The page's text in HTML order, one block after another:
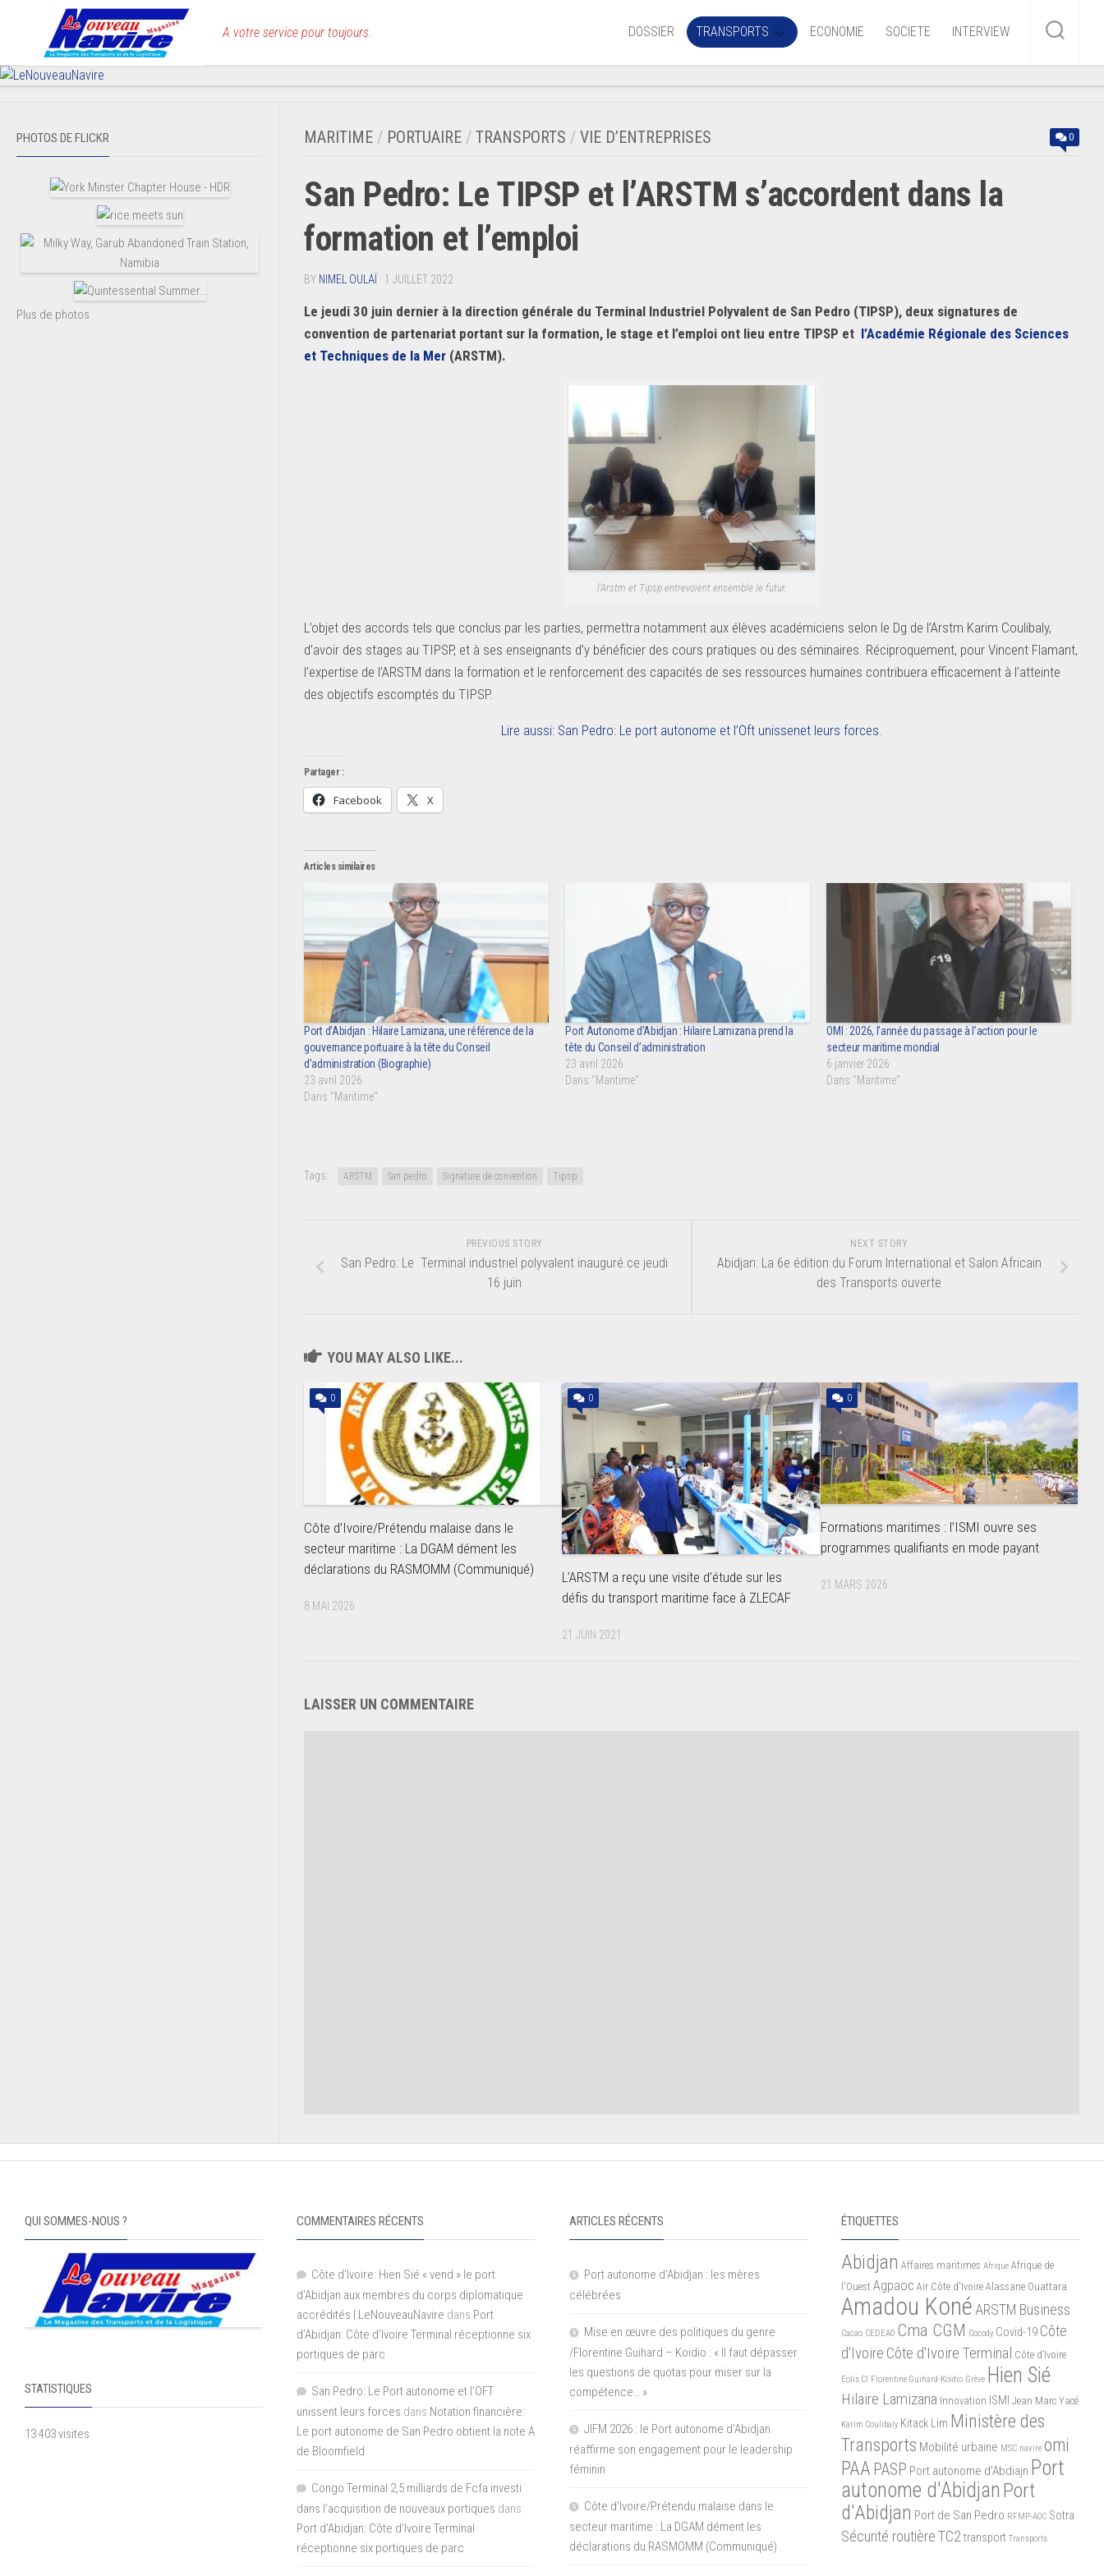
A votre service pour toujours. DOSSIER TRANSPORTS
Aérien
Routier
ECONOMIE SOCIETE INTERVIEW
MARITIME / PORTUAIRE / TRANSPORTS / VIE D’ENTREPRISES 0
San Pedro: Le TIPSP et l’ARSTM s’accordent dans la
formation et l’emploi
BY NIMEL OULAÏ · 1 JUILLET 2022
Le jeudi 30 juin dernier à la direction générale du Terminal Industriel Polyvalent de San Pedro (TIPSP), deux signatures de
convention de partenariat portant sur la formation, le stage et l’emploi ont lieu entre TIPSP et l’Académie Régionale des Sciences
et Techniques de la Mer (ARSTM).
l’Arstm et Tipsp entrevoient ensemble le futur.
L’objet des accords tels que conclus par les parties, permettra notamment aux élèves académiciens selon le Dg de l’Arstm Karim Coulibaly,
d’avoir des stages au TIPSP, et à ses enseignants d’y bénéficier des cours pratiques ou des séminaires. Réciproquement, pour Vincent Flamant,
l’expertise de l’ARSTM dans la formation et le renforcement des capacités de ses ressources humaines contribuera efficacement à l’atteinte
des objectifs escomptés du TIPSP.
Lire aussi: San Pedro: Le port autonome et l’Oft unissenet leurs forces.
Partager :
Facebook X
Articles similaires
Port d’Abidjan : Hilaire Lamizana, une référence de la
gouvernance portuaire à la tête du Conseil
d’administration (Biographie)
23 avril 2026
Dans "Maritime"
Port Autonome d’Abidjan : Hilaire Lamizana prend la
tête du Conseil d’administration
23 avril 2026
Dans "Maritime"
OMI : 2026, l’année du passage à l’action pour le
secteur maritime mondial
6 janvier 2026
Dans "Maritime"
Tags: ARSTM San pedro Signature de convention Tipsp
NEXT STORY
Abidjan: La 6e édition du Forum International et Salon Africain
des Transports ouverte
PREVIOUS STORY
San Pedro: Le Terminal industriel polyvalent inauguré ce jeudi
16 juin
YOU MAY ALSO LIKE...
0
Côte d’Ivoire/Prétendu malaise dans le
secteur maritime : La DGAM dément les
déclarations du RASMOMM (Communiqué)
8 MAI 2026
0
L’ARSTM a reçu une visite d’étude sur les
défis du transport maritime face à ZLECAF
21 JUIN 2021
0
Formations maritimes : l’ISMI ouvre ses
programmes qualifiants en mode payant
21 MARS 2026
LAISSER UN COMMENTAIRE
PHOTOS DE FLICKR
Plus de photos
QUI SOMMES-NOUS ?
STATISTIQUES
13 403 visites
COMMENTAIRES RÉCENTS
Côte d'Ivoire: Hien Sié « vend » le port
d'Abidjan aux membres du corps diplomatique
accrédités | LeNouveauNavire dans Port
d’Abidjan: Côte d’Ivoire Terminal réceptionne six
portiques de parc
San Pedro: Le Port autonome et l’OFT
unissent leurs forces dans Notation financière:
Le port autonome de San Pedro obtient la note A
de Bloomfield
Congo Terminal 2,5 milliards de Fcfa investi
dans l’acquisition de nouveaux portiques dans
Port d’Abidjan: Côte d’Ivoire Terminal
réceptionne six portiques de parc
ARTICLES RÉCENTS
Port autonome d’Abidjan : les mères
célébrées
Mise en œuvre des politiques du genre
/Florentine Guihard – Koidio : « Il faut dépasser
les questions de quotas pour miser sur la
compétence… »
JIFM 2026 : le Port autonome d’Abidjan
réaffirme son engagement pour le leadership
féminin
Côte d’Ivoire/Prétendu malaise dans le
secteur maritime : La DGAM dément les
déclarations du RASMOMM (Communiqué)
ÉTIQUETTES
Abidjan Affaires maritimes Afrique Afrique de
l'Ouest Agpaoc Air Côte d'Ivoire Alassane Ouattara
Amadou Koné ARSTM Business
Cacao CEDEAO Cma CGM Cocody Covid-19 Côte
d'Ivoire Côte d'Ivoire Terminal Côte d’Ivoire
Eolis CI Florentine Guihard-Koidio Grève Hien Sié
Hilaire Lamizana Innovation ISMI Jean Marc Yacé
Karim Coulibaly Kitack Lim Ministère des
Transports Mobilité urbaine MSC navire omi
PAA PASP Port autonome d'Abdiajn Port
autonome d'Abidjan Port
d'Abidjan Port de San Pedro RFMP-AOC Sotra
Sécurité routièreTC2 transport Transports